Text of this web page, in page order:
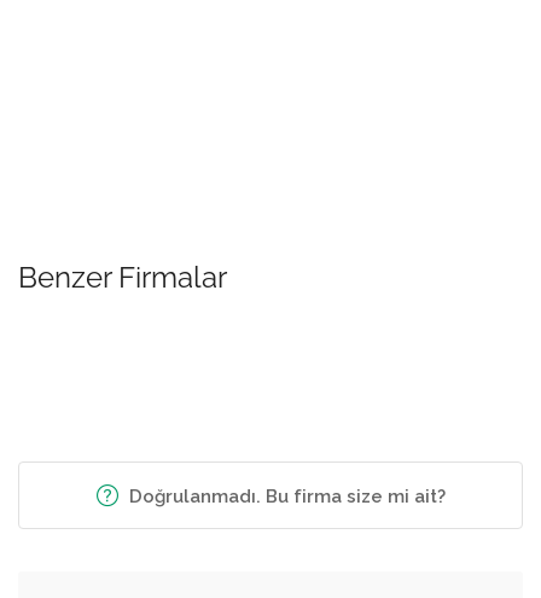
Benzer Firmalar
Doğrulanmadı. Bu firma size mi ait?